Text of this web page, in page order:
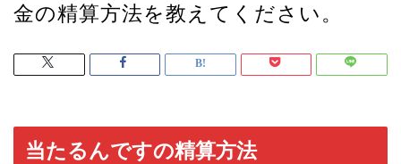
金の精算方法を教えてください。
当たるんですの精算方法